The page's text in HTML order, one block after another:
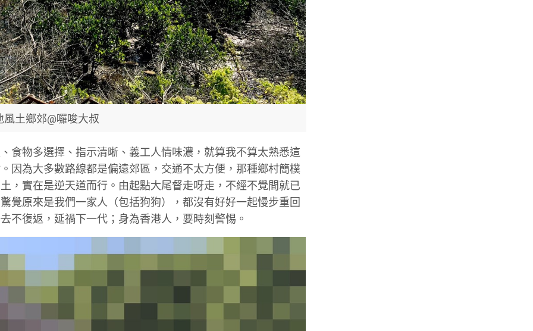
風土鄉郊@囉唆大叔
食物多選擇、指示清晰、義工人情味濃，就算我不算太熟悉這
因為大多數路線都是偏遠郊區，交通不太方便，那種鄉村簡樸
，實在是逆天道而行。由起點大尾督走呀走，不經不覺間就已
覺原來是我們一家人（包括狗狗），都沒有好好一起慢步重回
不復返，延禍下一代；身為香港人，要時刻警惕。